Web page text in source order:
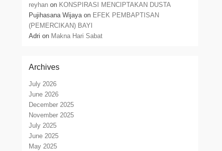
reyhan on KONSPIRASI MENCIPTAKAN DUSTA
Pujihasana Wijayaon EFEK PEMBAPTISAN
(PEMERCIKAN) BAYI
Adri on Makna Hari Sabat
Archives
July 2026
June 2026
December 2025
November 2025
July 2025
June 2025
May 2025